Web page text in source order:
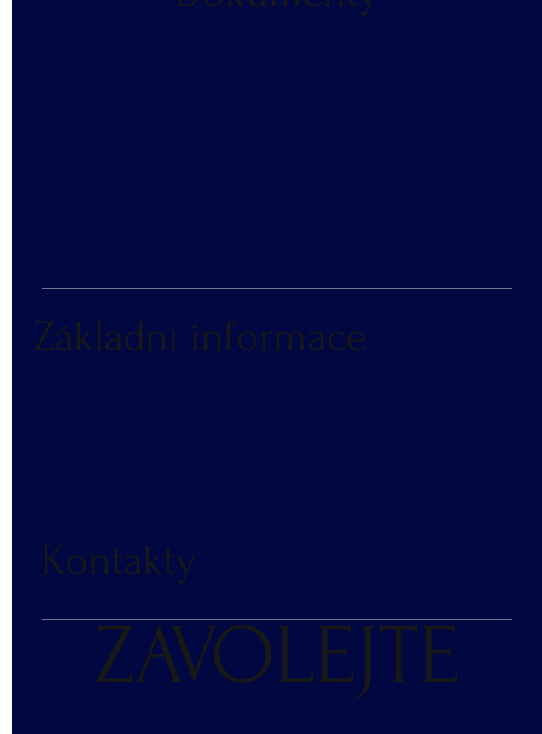
Kontakty
ZAVOLEJTE
Základní informace